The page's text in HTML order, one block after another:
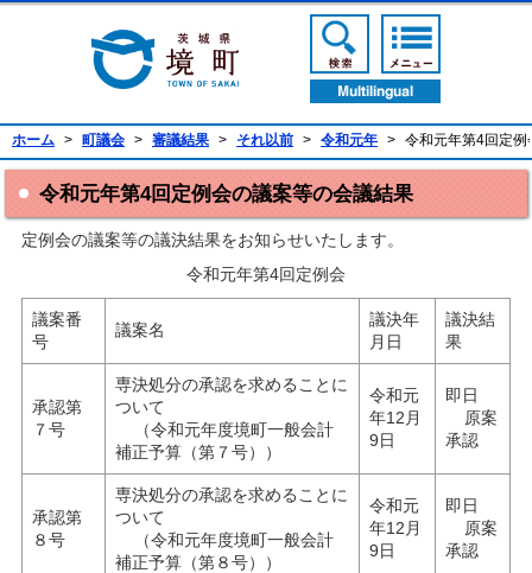
境町公式ホームページ検索ボタン
ホーム > 町議会 > 審議結果 > それ以前 > 令和元年 > 令和元年第4回定
令和元年第4回定例会の議案等の会議結果
定例会の議案等の議決結果をお知らせいたします。
令和元年第4回定例会
議案番
号
議案名
議決年
月日
議決結
果
承認第
７号
専決処分の承認を求めることに
ついて
（令和元年度境町一般会計
補正予算（第７号））
令和元
年12月
9日
即日
原案
承認
承認第
８号
専決処分の承認を求めることに
ついて
（令和元年度境町一般会計
補正予算（第８号））
令和元
年12月
9日
即日
原案
承認